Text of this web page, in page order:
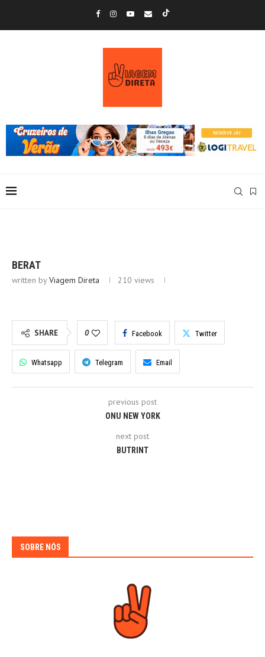
BERAT
written byViagem Direta 210 views
SHARE 0 Facebook Twitter
Whatsapp Telegram Email
previous post
ONU NEW YORK
next post
BUTRINT
SOBRE NÓS